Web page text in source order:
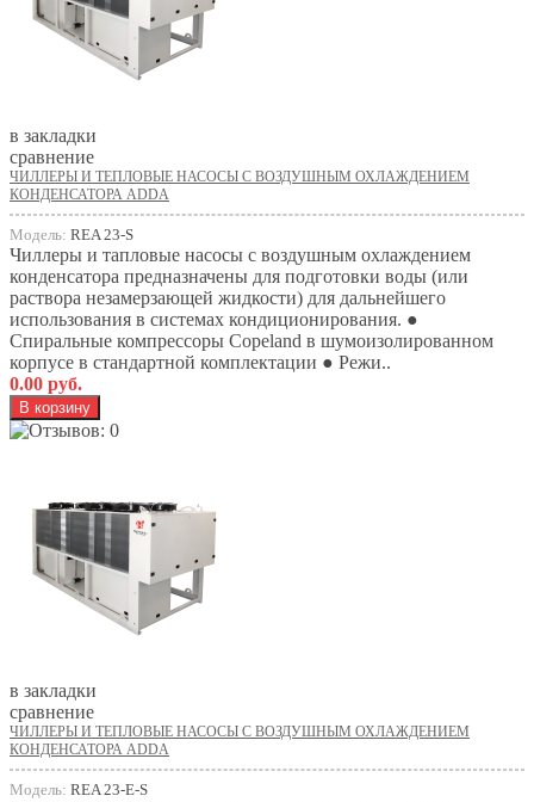
в закладки
сравнение
ЧИЛЛЕРЫ И ТЕПЛОВЫЕ НАСОСЫ С ВОЗДУШНЫМ ОХЛАЖДЕНИЕМ
КОНДЕНСАТОРА ADDA
Модель: REA 23-S
Чиллеры и тапловые насосы с воздушным охлаждением
конденсатора предназначены для подготовки воды (или
раствора незамерзающей жидкости) для дальнейшего
использования в системах кондиционирования. ●
Спиральные компрессоры Copeland в шумоизолированном
корпусе в стандартной комплектации ● Режи..
0.00 руб.
в закладки
сравнение
ЧИЛЛЕРЫ И ТЕПЛОВЫЕ НАСОСЫ С ВОЗДУШНЫМ ОХЛАЖДЕНИЕМ
КОНДЕНСАТОРА ADDA
Модель: REA 23-E-S